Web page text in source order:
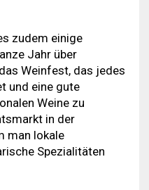
zudem einige
Jahr über
Weinfest, das jedes
und eine gute
Weine zu
in der
man lokale
Spezialitäten